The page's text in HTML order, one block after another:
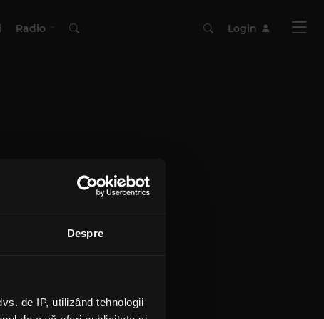
Despre
de IP, utilizând tehnologii
Radio Login